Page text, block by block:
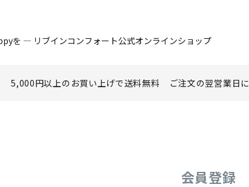
を ― リブインコンフォート公式オンラインショップ
5,000円以上のお買い上げで送料無料 ご注文の翌営業日に
会員登録